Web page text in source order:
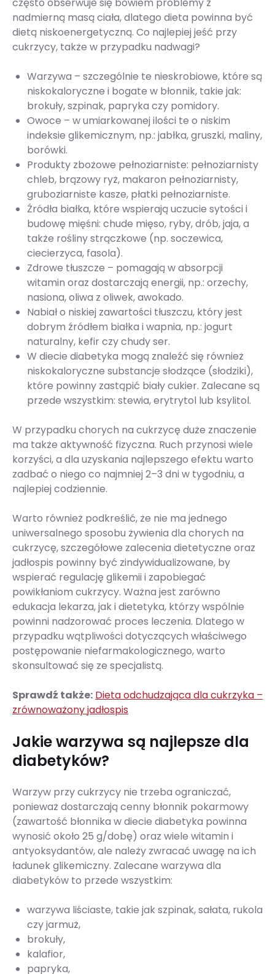
nadmierną masą ciała, dlatego dieta powinna być
dietą niskoenergetyczną. Co najlepiej jeść przy
cukrzycy, także w przypadku nadwagi?
Warzywa – szczególnie te nieskrobiowe, które są
niskokaloryczne i bogate w błonnik, takie jak:
brokuły, szpinak, papryka czy pomidory.
Owoce – w umiarkowanej ilości te o niskim
indeksie glikemicznym, np.: jabłka, gruszki, maliny,
borówki.
Produkty zbożowe pełnoziarniste: pełnoziarnisty
chleb, brązowy ryż, makaron pełnoziarnisty,
gruboziarniste kasze, płatki pełnoziarniste.
Źródła białka, które wspierają uczucie sytości i
budowę mięśni: chude mięso, ryby, drób, jaja, a
także rośliny strączkowe (np. soczewica,
ciecierzyca, fasola).
Zdrowe tłuszcze – pomagają w absorpcji
witamin oraz dostarczają energii, np.: orzechy,
nasiona, oliwa z oliwek, awokado.
Nabiał o niskiej zawartości tłuszczu, który jest
dobrym źródłem białka i wapnia, np.: jogurt
naturalny, kefir czy chudy ser.
W diecie diabetyka mogą znaleźć się również
niskokaloryczne substancje słodzące (słodziki),
które powinny zastąpić biały cukier. Zalecane są
przede wszystkim: stewia, erytrytol lub ksylitol.
W przypadku chorych na cukrzycę duże znaczenie
ma także aktywność fizyczna. Ruch przynosi wiele
korzyści, a dla uzyskania najlepszego efektu warto
zadbać o niego co najmniej 2–3 dni w tygodniu, a
najlepiej codziennie.
Warto również podkreślić, że nie ma jednego
uniwersalnego sposobu żywienia dla chorych na
cukrzycę, szczegółowe zalecenia dietetyczne oraz
jadłospis powinny być zindywidualizowane, by
wspierać regulację glikemii i zapobiegać
powikłaniom cukrzycy. Ważna jest zarówno
edukacja lekarza, jak i dietetyka, którzy wspólnie
powinni nadzorować proces leczenia. Dlatego w
przypadku wątpliwości dotyczących właściwego
postępowanie niefarmakologicznego, warto
skonsultować się ze specjalistą.
Sprawdź także: Dieta odchudzająca dla cukrzyka –
zrównoważony jadłospis
Jakie warzywa są najlepsze dla
diabetyków?
Warzyw przy cukrzycy nie trzeba ograniczać,
ponieważ dostarczają cenny błonnik pokarmowy
(zawartość błonnika w diecie diabetyka powinna
wynosić około 25 g/dobę) oraz wiele witamin i
antyoksydantów, ale należy zwracać uwagę na ich
ładunek glikemiczny. Zalecane warzywa dla
diabetyków to przede wszystkim:
warzywa liściaste, takie jak szpinak, sałata, rukola
czy jarmuż,
brokuły,
kalafior,
papryka,